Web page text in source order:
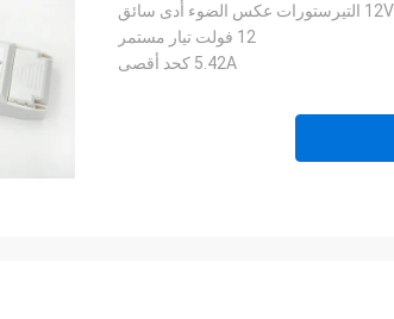
12 فولت تيار مستمر
5.42A كحد أقصى